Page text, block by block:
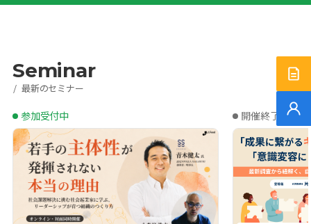
サ
無
Seminar
最新のセミナー
参加受付中 開催終了